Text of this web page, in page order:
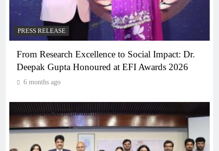
PRESS RELEASE
From Research Excellence to Social Impact: Dr.
Deepak Gupta Honoured at EFI Awards 2026
6 months ago